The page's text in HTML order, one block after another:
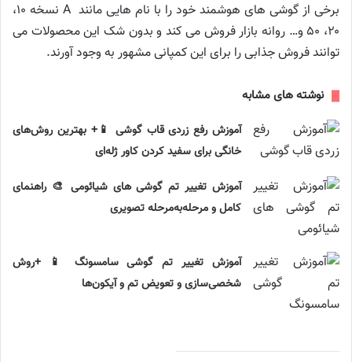
برخی از گوشی های هوشمند خود را با نام هایی مانند A نسخه ۱۰،
۲۰، ۵۰ و… روانه بازار فروش می کند و بدون شک این محصولات می
توانند فروش جذابی را برای این کمپانی مشهور به وجود آورند.
نوشته های مشابه
آموزش رفع زردی قاب گوشی 📱+ بهترین روش‌های
خانگی برای سفید کردن کاور ژله‌ای
آموزش تغییر تم گوشی های شیائومی 🎨 راهنمای
کامل و مرحله‌به‌مرحله تصویری
آموزش تغییر تم گوشی سامسونگ 📱 +روش
شخصی‌سازی و تعویض تم و آیکون‌ها